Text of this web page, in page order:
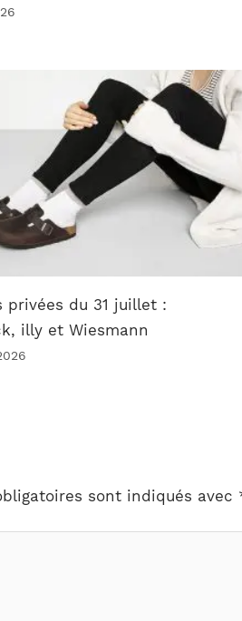
privées du 31 juillet :
illy et Wiesmann
sont indiqués avec